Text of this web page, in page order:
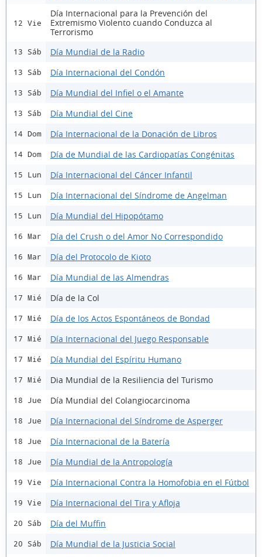
12 Vie
Día Internacional para la Prevención del
Extremismo Violento cuando Conduzca al
Terrorismo
13 Sáb Día Mundial de la Radio
13 Sáb Día Internacional del Condón
13 Sáb Día Mundial del Infiel o el Amante
13 Sáb Día Mundial del Cine
14 Dom Día Internacional de la Donación de Libros
14 Dom Día de Mundial de las Cardiopatías Congénitas
15 Lun Día Internacional del Cáncer Infantil
15 Lun Día Internacional del Síndrome de Angelman
15 Lun Día Mundial del Hipopótamo
16 Mar Día del Crush o del Amor No Correspondido
16 Mar Día del Protocolo de Kioto
16 Mar Día Mundial de las Almendras
17 Mié Día de la Col
17 Mié Día de los Actos Espontáneos de Bondad
17 Mié Día Internacional del Juego Responsable
17 Mié Día Mundial del Espíritu Humano
17 Mié Dia Mundial de la Resiliencia del Turismo
18 Jue Día Mundial del Colangiocarcinoma
18 Jue Día Internacional del Síndrome de Asperger
18 Jue Día Internacional de la Batería
18 Jue Día Mundial de la Antropología
19 Vie Día Internacional Contra la Homofobia en el Fútbol
19 Vie Día Internacional del Tira y Afloja
20 Sáb Día del Muffin
20 Sáb Día Mundial de la Justicia Social